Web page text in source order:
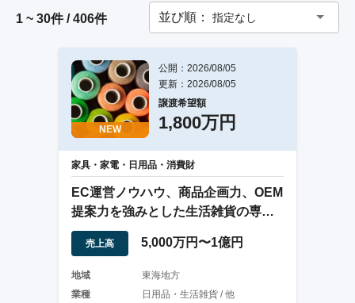
1 ~ 30件 / 406件 並び順： 指定なし
NEW
公開：2026/08/05
更新：2026/08/05
譲渡希望額
1,800万円
家具・家電・日用品・消費財
EC運営ノウハウ、商品企画力、OEM
提案力を強みとした生活雑貨の専門
店
売上高 5,000万円〜1億円
地域
東海地方
業種
日用品・生活雑貨 / 他